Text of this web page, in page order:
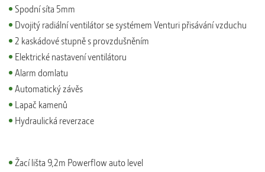
Spodní síta 5mm
Dvojitý radiální ventilátor se systémem Venturi přisávání vzduchu
2 kaskádové stupně s provzdušněním
Elektrické nastavení ventilátoru
Alarm domlatu
Automatický závěs
Lapač kamenů
Hydraulická reverzace
Žací lišta 9,2m Powerflow auto level